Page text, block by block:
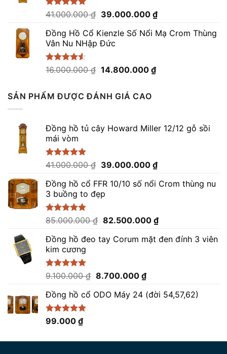
Được xếp
5 sao
41.000.000₫ Giá
là:
41.000.000 ₫.
39.000.000 ₫Giá
tại
Đồng Hồ Cổ Kienzle Số Nổi Mạ Crom Thùng
Vân Nu NHập Đức
Được xếp
16.000.000₫ Giá
là:
16.000.000 ₫.
14.800.000 ₫Giá
SẢN PHẨM ĐƯỢC ĐÁNH GIÁ CAO
Đồng hồ tủ cây Howard Miller 12/12 gỗ sồi
mái vòm
Được xếp
5 sao
41.000.000₫ Giá
là:
41.000.000 ₫.
39.000.000 ₫Giá
tại
Đồng hồ cổ FFR 10/10 số nổi Crom thùng nu
3 buồng to đẹp
Được xếp
5 sao
85.000.000₫ Giá
là:
82.500.000 ₫Giá
tại
Đồng hồ đeo tay Corum mặt đen đính 3 viên
kim cương
Được xếp
5 sao
9.100.000₫ Giá
là:
8.700.000 ₫Giá
tại
Đồng hồ cổ ODO Máy 24 (đời 54,57,62)
Được xếp
5.00
99.000 ₫